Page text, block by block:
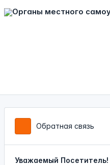
Обратная связь
Уважаемый Посетитель!